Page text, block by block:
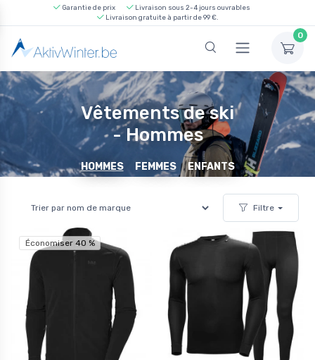
Garantie de prix
Livraison sous 2-4 jours ouvrables
Livraison gratuite à partir de 99 €.
0
Vêtements de ski
- Hommes
HOMMES FEMMES ENFANTS
Filtre
Économiser 40 %